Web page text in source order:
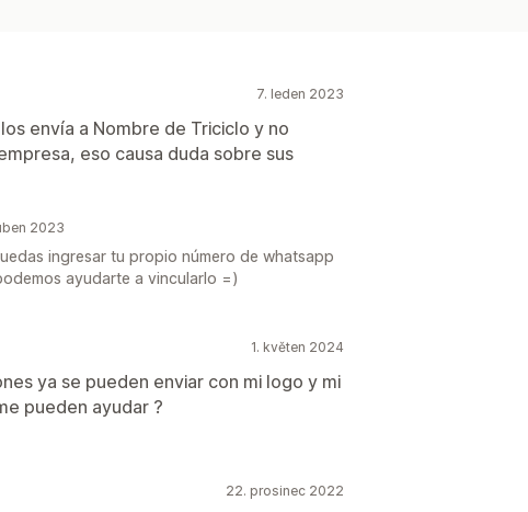
7. leden 2023
envía a Nombre de Triciclo y no
eso causa duda sobre sus
2023
ingresar tu propio número de whatsapp
ayudarte a vincularlo =)
1. květen 2024
ya se pueden enviar con mi logo y mi
pueden ayudar ?
22. prosinec 2022